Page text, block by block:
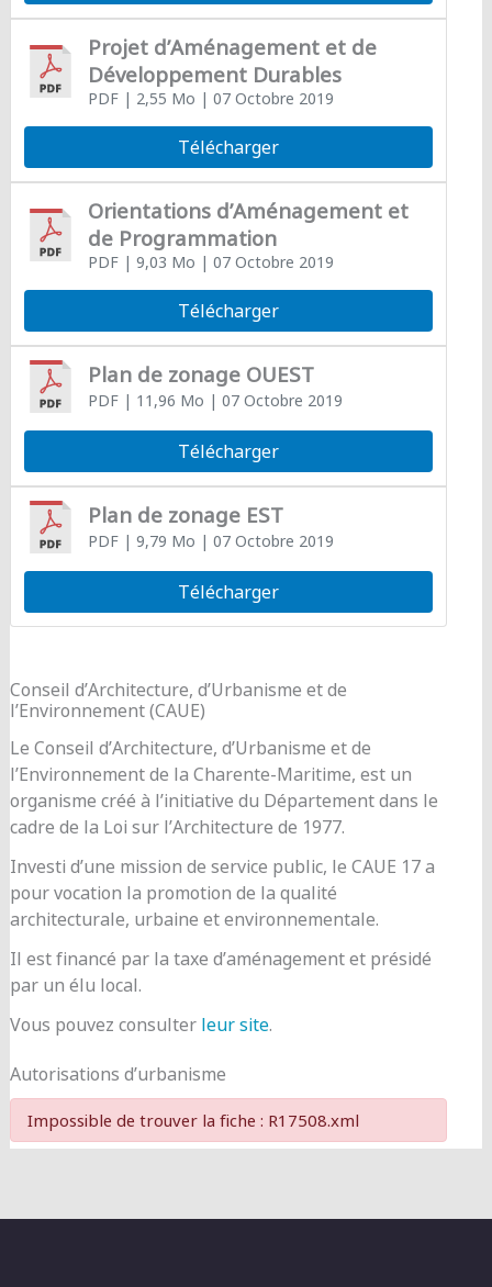
Projet d’Aménagement et de
Développement Durables
PDF| 2,55 Mo | 07 Octobre 2019
Télécharger
Orientations d’Aménagement et
de Programmation
PDF| 9,03 Mo | 07 Octobre 2019
Télécharger
Plan de zonage OUEST
PDF| 11,96 Mo | 07 Octobre 2019
Télécharger
Plan de zonage EST
PDF| 9,79 Mo | 07 Octobre 2019
Télécharger
Conseil d’Architecture, d’Urbanisme et de
l’Environnement (CAUE)
Le Conseil d’Architecture, d’Urbanisme et de
l’Environnement de la Charente-Maritime, est un
organisme créé à l’initiative du Département dans le
cadre de la Loi sur l’Architecture de 1977.
Investi d’une mission de service public, le CAUE 17 a
pour vocation la promotion de la qualité
architecturale, urbaine et environnementale.
Il est financé par la taxe d’aménagement et présidé
par un élu local.
Vous pouvez consulter leur site.
Autorisations d’urbanisme
Impossible de trouver la fiche : R17508.xml